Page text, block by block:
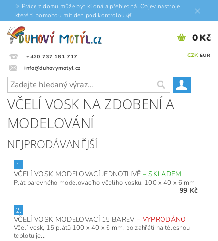
✨ Práce z domu může být klidná a přehledná. Objev nástroje,
které ti pomohou mít den pod kontrolou.🌿
+420 737 181 717
info@duhovymotyl.cz
CZK EUR
0 Kč
VČELÍ VOSK NA ZDOBENÍ A
MODELOVÁNÍ
NEJPRODÁVANĚJŠÍ
1.
VČELÍ VOSK MODELOVACÍ JEDNOTLIVĚ –SKLADEM
Plát barevného modelovacího včelího vosku, 100 x 40 x 6 mm
99 Kč
2.
VČELÍ VOSK MODELOVACÍ 15 BAREV– VYPRODÁNO
Včelí vosk, 15 plátů 100 x 40 x 6 mm, po zahřátí na tělesnou
teplotu je...